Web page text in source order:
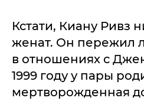
Кстати, Киану Ривз
женат. Он пережил
в отношениях с
1999 году у пары
мертворожденная